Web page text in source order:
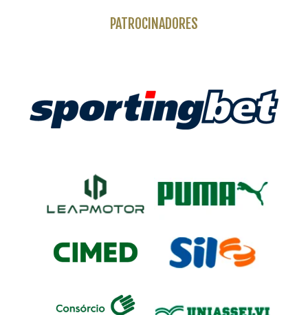
PATROCINADORES